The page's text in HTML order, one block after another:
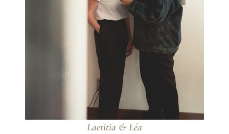
Laetitia & Léa